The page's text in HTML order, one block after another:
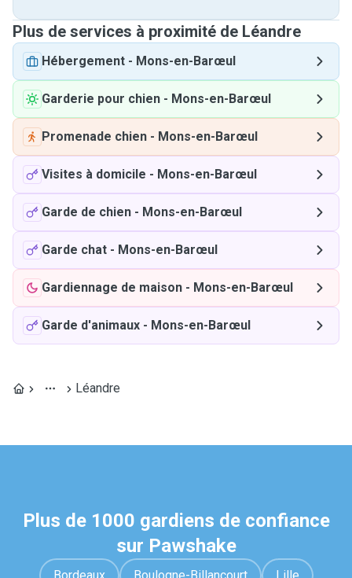
Plus de services à proximité de Léandre
Hébergement - Mons-en-Barœul
Garderie pour chien - Mons-en-Barœul
Promenade chien - Mons-en-Barœul
Visites à domicile - Mons-en-Barœul
Garde de chien - Mons-en-Barœul
Garde chat - Mons-en-Barœul
Gardiennage de maison - Mons-en-Barœul
Garde d'animaux - Mons-en-Barœul
Léandre
Plus de 1000 gardiens de confiance
sur Pawshake